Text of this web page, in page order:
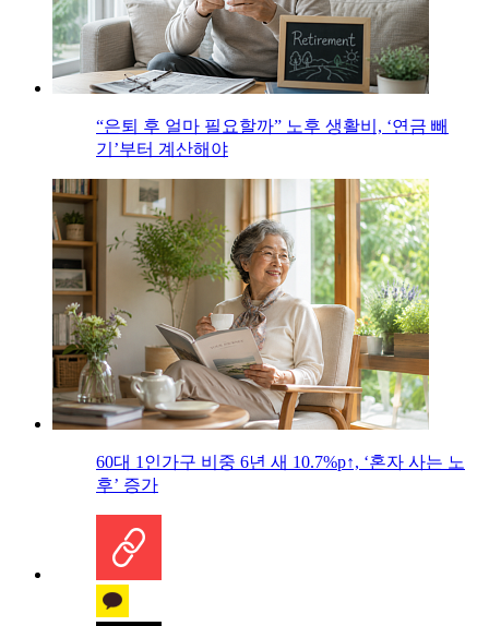
“은퇴 후 얼마 필요할까” 노후 생활비, ‘연금 빼
기’부터 계산해야
60대 1인가구 비중 6년 새 10.7%p↑, ‘혼자 사는 노
후’ 증가